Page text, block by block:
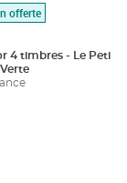
offerte
4 timbres - Le Petit